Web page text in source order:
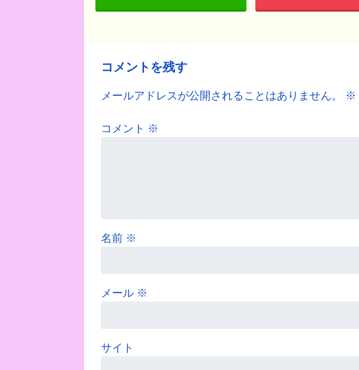
コメントを残す
メールアドレスが公開されることはありません。 ※
コメント ※
名前 ※
メール ※
サイト